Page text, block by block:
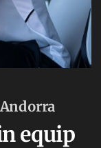
equip